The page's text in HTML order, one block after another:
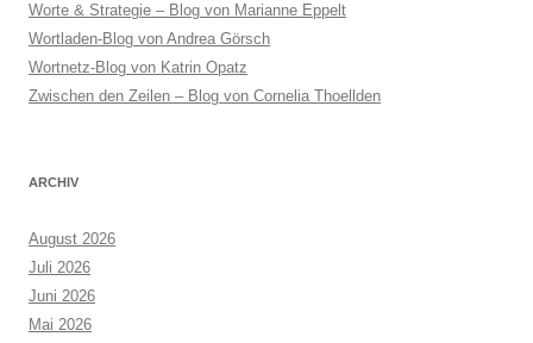
Worte & Strategie – Blog von Marianne Eppelt
Wortladen-Blog von Andrea Görsch
Wortnetz-Blog von Katrin Opatz
Zwischen den Zeilen – Blog von Cornelia Thoellden
ARCHIV
August 2026
Juli 2026
Juni 2026
Mai 2026